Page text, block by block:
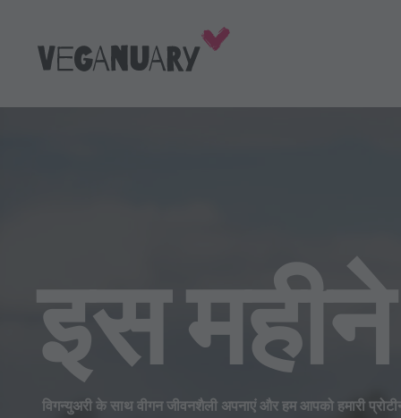
इस
विगन्युअरी के साथ वीगन जीवनशैली अपनाएं और हम आपको हमारी